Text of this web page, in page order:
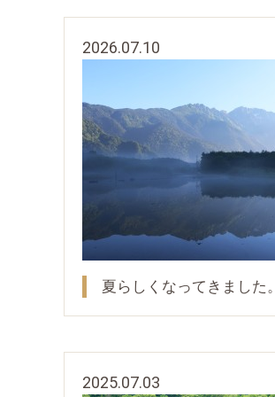
2026.07.10
夏らしくなってきました。
2025.07.03